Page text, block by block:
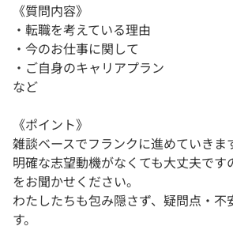
《質問内容》
・転職を考えている理由
・今のお仕事に関して
・ご自身のキャリアプラン
など
《ポイント》
雑談ベースでフランクに進めていきま
明確な志望動機がなくても大丈夫です
をお聞かせください。
わたしたちも包み隠さず、疑問点・不
す。